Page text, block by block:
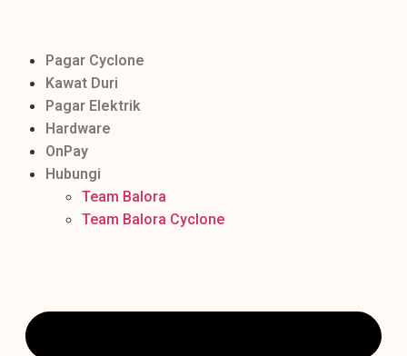
Pagar Cyclone
Kawat Duri
Pagar Elektrik
Hardware
OnPay
Hubungi
Team Balora
Team Balora Cyclone